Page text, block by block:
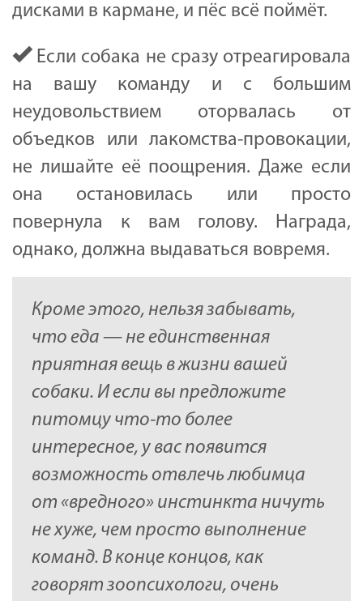
дисками в кармане, и пёс всё поймёт.
Если собака не сразу отреагировала
на вашу команду и с большим
неудовольствием оторвалась от
объедков или лакомства-провокации,
не лишайте её поощрения. Даже если
она остановилась или просто
повернула к вам голову. Награда,
однако, должна выдаваться вовремя.
Кроме этого, нельзя забывать,
что еда — не единственная
приятная вещь в жизни вашей
собаки. И если вы предложите
питомцу что-то более
интересное, у вас появится
возможность отвлечь любимца
от «вредного» инстинкта ничуть
не хуже, чем просто выполнение
команд. В конце концов, как
говорят зоопсихологи, очень